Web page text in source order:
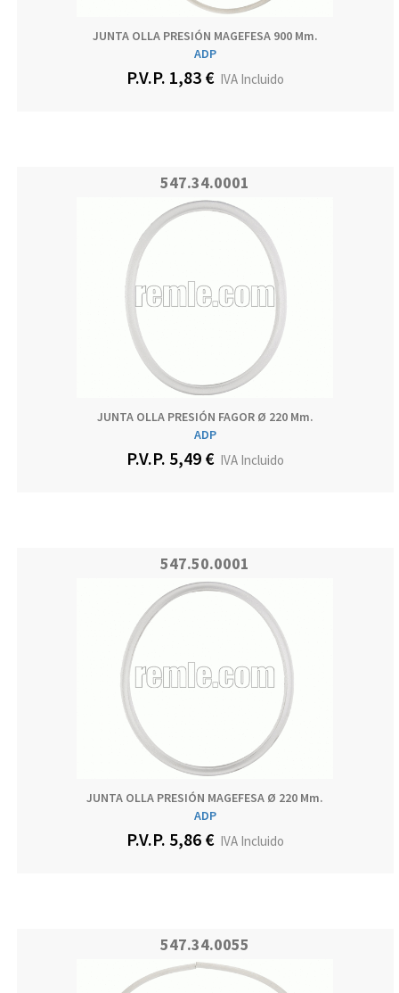
JUNTA OLLA PRESIÓN MAGEFESA 900 Mm.
ADP
P.V.P. 1,83 €IVA Incluido
547.34.0001
JUNTA OLLA PRESIÓN FAGOR Ø 220 Mm.
ADP
P.V.P. 5,49 €IVA Incluido
547.50.0001
JUNTA OLLA PRESIÓN MAGEFESA Ø 220 Mm.
ADP
P.V.P. 5,86 €IVA Incluido
547.34.0055